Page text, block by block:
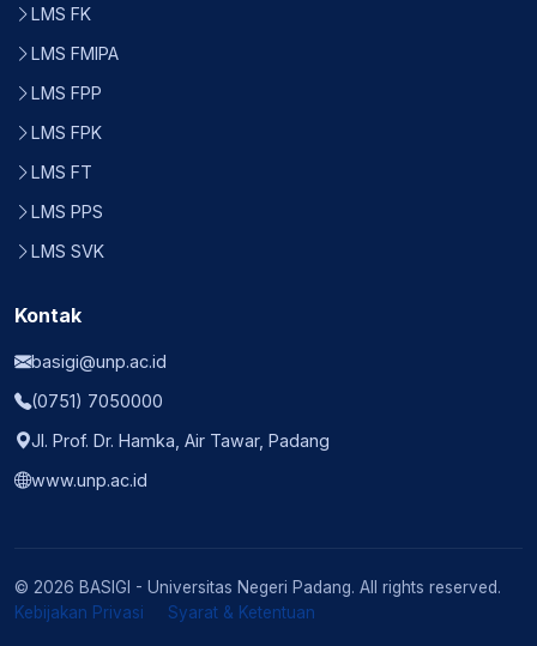
LMS FK
LMS FMIPA
LMS FPP
LMS FPK
LMS FT
LMS PPS
LMS SVK
Kontak
basigi@unp.ac.id
(0751) 7050000
Jl. Prof. Dr. Hamka, Air Tawar, Padang
www.unp.ac.id
© 2026 BASIGI - Universitas Negeri Padang. All rights reserved.
Kebijakan Privasi
Syarat & Ketentuan